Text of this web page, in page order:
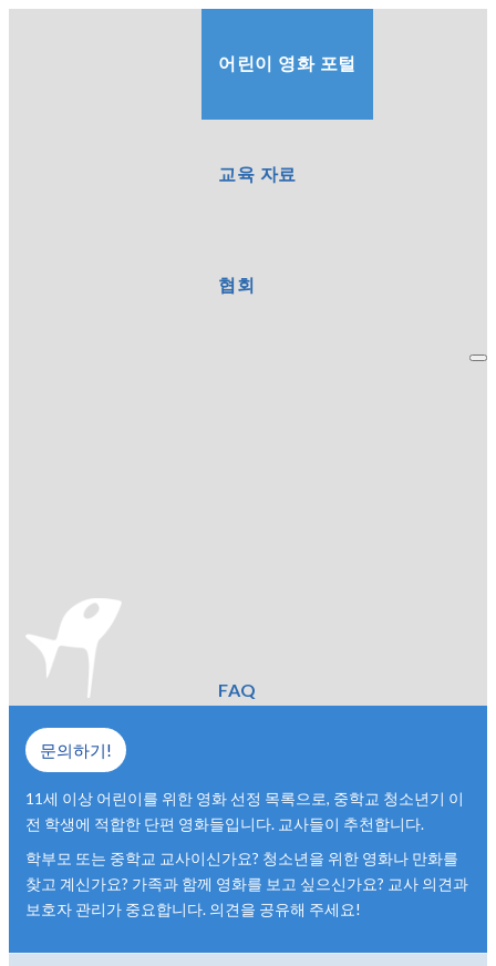
어린이 영화 포털
교육 자료
협회
FAQ
문의하기!
11세 이상 어린이를 위한 영화 선정 목록으로, 중학교 청소년기 이
전 학생에 적합한 단편 영화들입니다. 교사들이 추천합니다.
학부모 또는 중학교 교사이신가요? 청소년을 위한 영화나 만화를
찾고 계신가요? 가족과 함께 영화를 보고 싶으신가요? 교사 의견과
보호자 관리가 중요합니다. 의견을 공유해 주세요!